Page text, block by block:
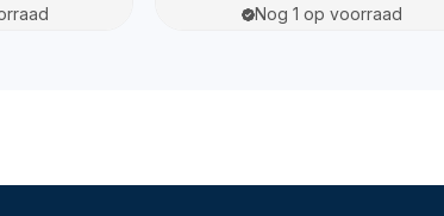
Nog 1 op voorraad